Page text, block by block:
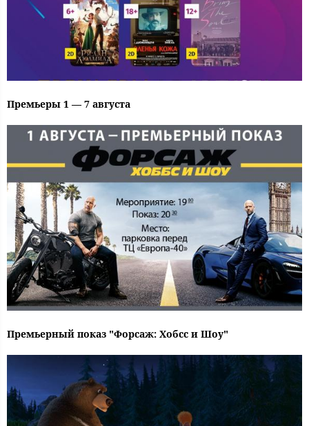
Премьеры 1 — 7 августа
Премьерный показ "Форсаж: Хобсс и Шоу"